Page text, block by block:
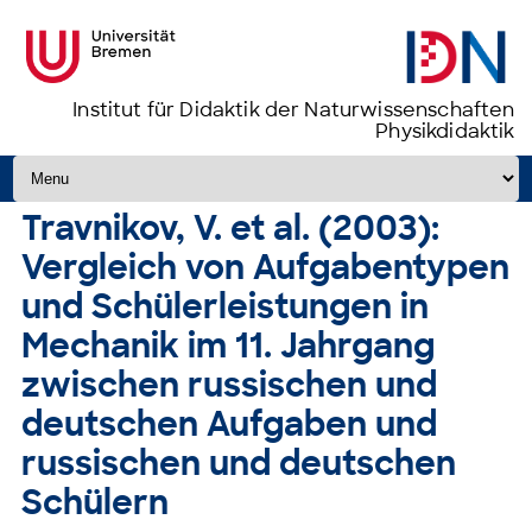
Institut für Didaktik der Naturwissenschaften
Physikdidaktik
Zum Inhalt springen
Travnikov, V. et al. (2003):
Vergleich von Aufgabentypen
und Schülerleistungen in
Mechanik im 11. Jahrgang
zwischen russischen und
deutschen Aufgaben und
russischen und deutschen
Schülern